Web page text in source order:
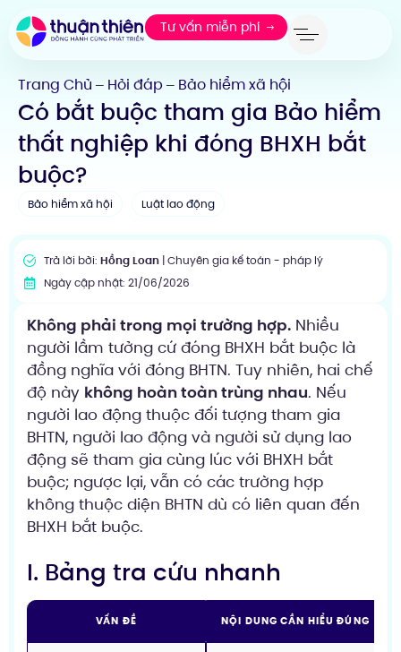
Tư vấn miễn phí
Trang Chủ — Hỏi đáp — Bảo hiểm xã hội
Có bắt buộc tham gia Bảo hiểm
thất nghiệp khi đóng BHXH bắt
buộc?
Bảo hiểm xã hội Luật lao động
Trả lời bởi: Hồng Loan| Chuyên gia kế toán - pháp lý
Ngày cập nhật: 21/06/2026
Không phải trong mọi trường hợp. Nhiều
người lầm tưởng cứ đóng BHXH bắt buộc là
đồng nghĩa với đóng BHTN. Tuy nhiên, hai chế
độ này không hoàn toàn trùng nhau. Nếu
người lao động thuộc đối tượng tham gia
BHTN, người lao động và người sử dụng lao
động sẽ tham gia cùng lúc với BHXH bắt
buộc; ngược lại, vẫn có các trường hợp
không thuộc diện BHTN dù có liên quan đến
BHXH bắt buộc.
I. Bảng tra cứu nhanh
VẤN ĐỀ NỘI DUNG CẦN HIỂU ĐÚNG